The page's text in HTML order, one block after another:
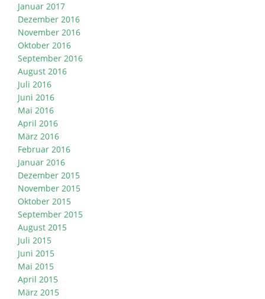
Januar 2017
Dezember 2016
November 2016
Oktober 2016
September 2016
August 2016
Juli 2016
Juni 2016
Mai 2016
April 2016
März 2016
Februar 2016
Januar 2016
Dezember 2015
November 2015
Oktober 2015
September 2015
August 2015
Juli 2015
Juni 2015
Mai 2015
April 2015
März 2015